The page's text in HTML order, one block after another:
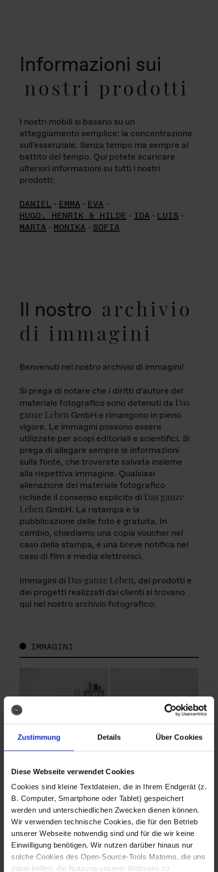
Zustimmung Details Über Cookies
Diese Webseite verwendet Cookies
Cookies sind kleine Textdateien, die in Ihrem Endgerät (z.
B. Computer, Smartphone oder Tablet) gespeichert
werden und unterschiedlichen Zwecken dienen können.
Wir verwenden technische Cookies, die für den Betrieb
unserer Webseite notwendig sind und für die wir keine
Einwilligung benötigen. Wir nutzen darüber hinaus nur
solche Cookies des Open-Source-Tools Matomo, die uns
dabei helfen, die Nutzung unserer Webseite zu
Informazioni sui
nostri prodotti
I nostri mobili si basano su un
atteggiamento semplice: la concentrazione
sull'essenziale. Senza tempo ma sempre al
battito del tempo. Qui potete scaricare
ulteriori informazioni su tutti i nostri
prodotti:
DANIEL - EMMA - EVA -
HUGO, HENRIK & HILDE - IDA - LUIS -
MARTA - MONIKA - SOFIA
Il nostro archivio
di immagini
Benvenuti nel nostro archivio di immagini!
Si prega di notare che i diritti d'autore del
materiale fotografico sono detenuti da Das
ganze Leben GmbH e rimangono in pieno
vigore. Le immagini possono essere
utilizzate per scopi editoriali e scientifici. Si
prega di allegare sempre le informazioni
sulla fonte, che troverete salvata insieme
alla rispettiva immagine. Qualsiasi
alienazione del materiale fotografico
richiede il consenso esplicito di Das ganze
Leben GmbH. La ristampa e la
pubblicazione delle foto è gratuita. In
cambio, chiediamo una copia voucher nel
caso della stampa, e una breve notifica nel
caso di film e media elettronici.
Immagini di Das ganze Leben, dei prodotti e
dei progetti realizzati dai clienti si trovano
qui nel nostro archivio fotografico:
IMMAGINI
Fotografo: Lorenz
Sternbach
Download
Fotografo: Lorenz
Sternbach
Download